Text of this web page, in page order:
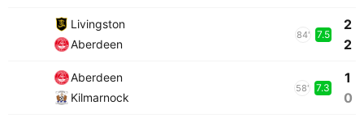
Livingston
Aberdeen
84' 7.5
2
2
Aberdeen
Kilmarnock
58' 7.3
1
0